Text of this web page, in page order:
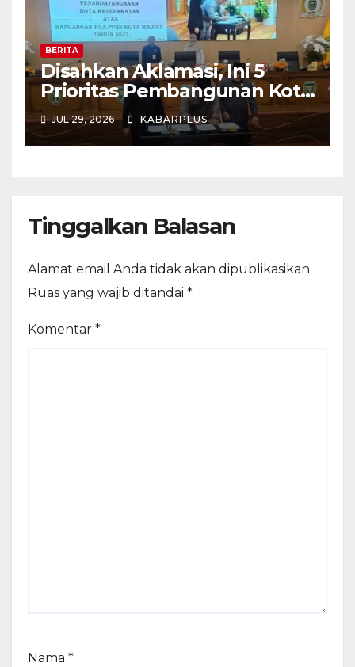
BERITA
Disahkan Aklamasi, Ini 5
Prioritas Pembangunan Kota
Madiun dalam KUA-PPAS
APBD 2027
JUL 29, 2026 KABARPLUS
Tinggalkan Balasan
Alamat email Anda tidak akan dipublikasikan.
Ruas yang wajib ditandai *
Komentar *
Nama *